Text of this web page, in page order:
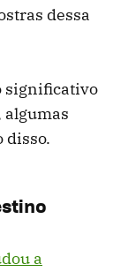
dessa
significativo
algumas
disso.
a